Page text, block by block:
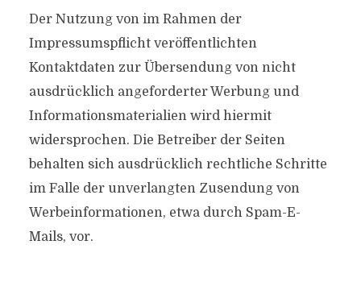
Der Nutzung von im Rahmen der
Impressumspflicht veröffentlichten
Kontaktdaten zur Übersendung von nicht
ausdrücklich angeforderter Werbung und
Informationsmaterialien wird hiermit
widersprochen. Die Betreiber der Seiten
behalten sich ausdrücklich rechtliche Schritte
im Falle der unverlangten Zusendung von
Werbeinformationen, etwa durch Spam-E-
Mails, vor.